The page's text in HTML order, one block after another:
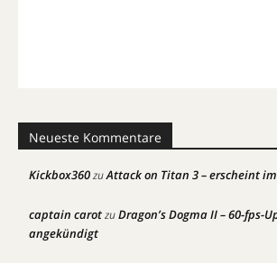
Neueste Kommentare
Kickbox360zuAttack on Titan 3 – erscheint
captain carotzuDragon’s Dogma II – 60-fps-
angekündigt